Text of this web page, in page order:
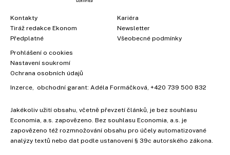
Kontakty
Tiráž redakce Ekonom
Předplatné
Kariéra
Newsletter
Všeobecné podmínky
Prohlášení o cookies
Nastavení soukromí
Ochrana osobních údajů
Inzerce , obchodní garant: Adéla Formáčková +420 739 500 832
Jakékoliv užití obsahu, včetně převzetí článků, je bez souhlasu
Economia, a.s. zapovězeno. Bez souhlasu Economia, a.s. je
zapovězeno též rozmnožování obsahu pro účely automatizované
analýzy textů nebo dat podle ustanovení § 39c autorského zákona.